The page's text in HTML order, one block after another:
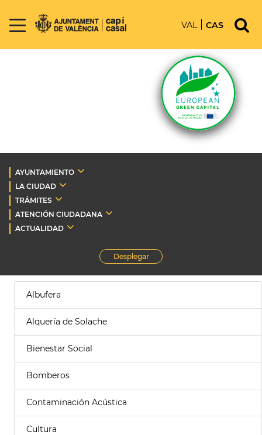
VAL CAS
AYUNTAMIENTO
LA CIUDAD
TRÁMITES
ATENCIÓN CIUDADANA
ACTUALIDAD
Desplegar
Albufera
Alquería de Solache
Bienestar Social
Bomberos
Contaminación Acústica
Cultura